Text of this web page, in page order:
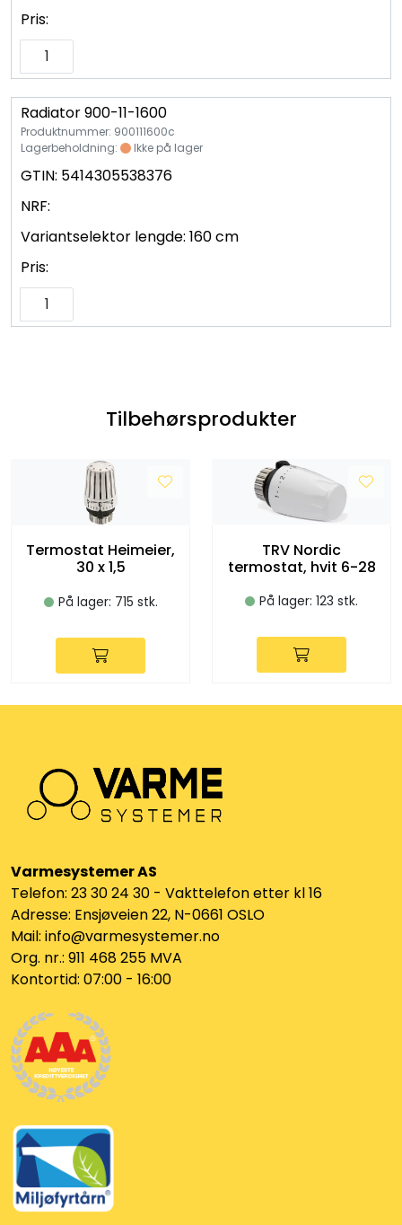
Pris:
Radiator 900-11-1600
Produktnummer: 900111600c
Lagerbeholdning:
Ikke på lager
GTIN: 5414305538376
NRF:
Variantselektor lengde: 160 cm
Pris:
Tilbehørsprodukter
Termostat Heimeier,
30 x 1,5
På lager: 715 stk.
TRV Nordic
termostat, hvit 6-28
På lager: 123 stk.
Varmesystemer AS
Telefon: 23 30 24 30 - Vakttelefon etter kl 16
Adresse: Ensjøveien 22, N-0661 OSLO
Mail: info@varmesystemer.no
Org. nr.: 911 468 255 MVA
Kontortid: 07:00 - 16:00